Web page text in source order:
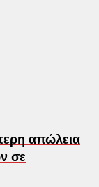
απώλεια
σε